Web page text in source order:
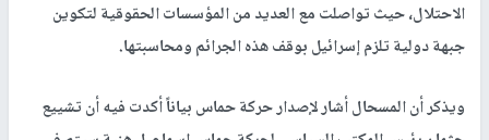
الاحتلال، حيث تواصلت مع العديد من المؤسسات الحقوقية لتكوين
جبهة دولية تلزم إسرائيل بوقف هذه الجرائم ومحاسبتها.
ويذكر أن المسحال أشار لإصدار حركة حماس بياناً أكدت فيه أن تشييع